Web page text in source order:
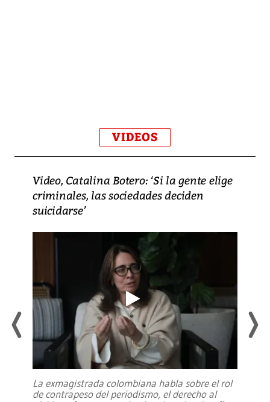
VIDEOS
Video, Catalina Botero: ‘Si la gente elige
criminales, las sociedades deciden
suicidarse’
La exmagistrada colombiana habla sobre el rol
de contrapeso del periodismo, el derecho al